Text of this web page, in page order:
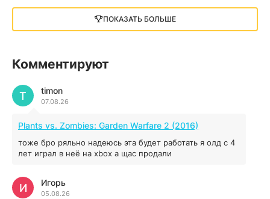
13 ГБ 2025
illWill
04.12.2025
MAFIA: THE OLD COUNTRY
44.98 ГБ 2025
04.12.2025
Red Chaos - The Strict Order
ПОКАЗАТЬ БОЛЬШЕ
Комментируют
timon
07.08.26
T
Plants vs. Zombies: Garden Warfare 2 (2016)
тоже бро ряльно надеюсь эта будет работать я олд с 4
лет играл в неё на xbox а щас продали
Игорь
05.08.26
И